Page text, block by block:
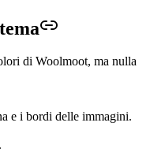
tema
di Woolmoot, ma nulla
e i bordi delle immagini.